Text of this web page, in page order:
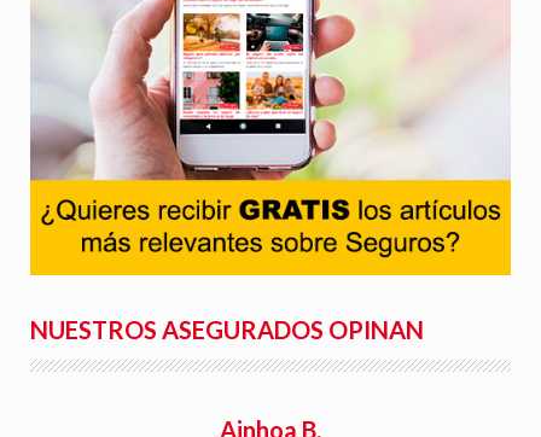
NUESTROS ASEGURADOS OPINAN
Ainhoa B.